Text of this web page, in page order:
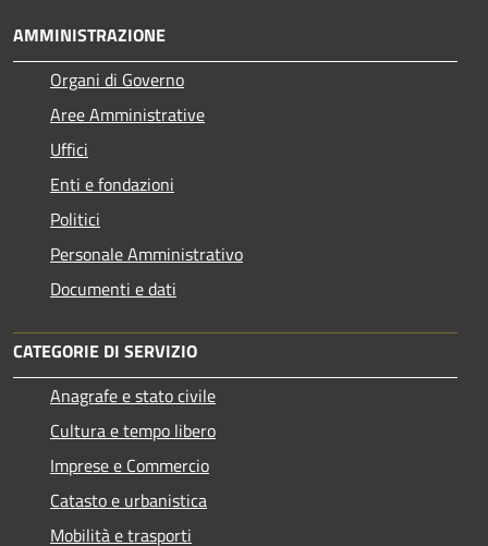
AMMINISTRAZIONE
Organi di Governo
Aree Amministrative
Uffici
Enti e fondazioni
Politici
Personale Amministrativo
Documenti e dati
CATEGORIE DI SERVIZIO
Anagrafe e stato civile
Cultura e tempo libero
Imprese e Commercio
Catasto e urbanistica
Mobilità e trasporti